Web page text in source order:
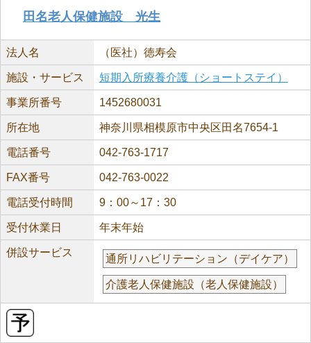
田名老人保健施設 光生
法人名 （医社）徳寿会
施設・サービス 短期入所療養介護（ショートステイ）
事業所番号 1452680031
所在地 神奈川県相模原市中央区田名7654-1
電話番号 042-763-1717
FAX番号 042-763-0022
電話受付時間 9：00～17：30
受付休業日 年末年始
併設サービス
通所リハビリテーション（デイケア）
介護老人保健施設（老人保健施設）